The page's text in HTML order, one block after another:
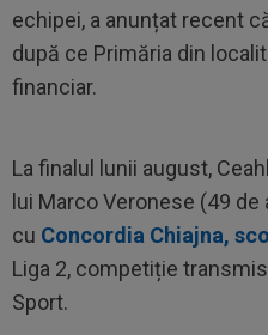
echipei, a anunțat recent
după ce Primăria din
financiar.
La finalul lunii august,
lui Marco Veronese (49
cu Concordia Chiajna,
Liga 2, competiție
Sport.